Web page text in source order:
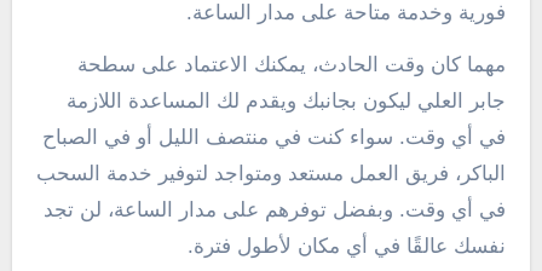
فورية وخدمة متاحة على مدار الساعة.
مهما كان وقت الحادث، يمكنك الاعتماد على سطحة
جابر العلي ليكون بجانبك ويقدم لك المساعدة اللازمة
في أي وقت. سواء كنت في منتصف الليل أو في الصباح
الباكر، فريق العمل مستعد ومتواجد لتوفير خدمة السحب
في أي وقت. وبفضل توفرهم على مدار الساعة، لن تجد
نفسك عالقًا في أي مكان لأطول فترة.